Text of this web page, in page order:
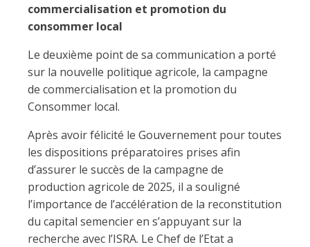
commercialisation et promotion du
consommer local
Le deuxième point de sa communication a porté
sur la nouvelle politique agricole, la campagne
de commercialisation et la promotion du
Consommer local.
Après avoir félicité le Gouvernement pour toutes
les dispositions préparatoires prises afin
d’assurer le succès de la campagne de
production agricole de 2025, il a souligné
l’importance de l’accélération de la reconstitution
du capital semencier en s’appuyant sur la
recherche avec l’ISRA. Le Chef de l’Etat a